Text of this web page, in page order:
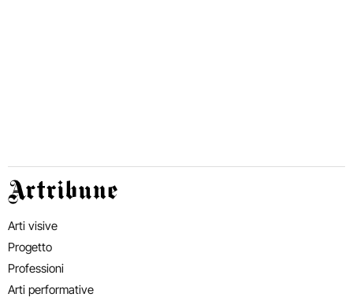
Artribune
Arti visive
Progetto
Professioni
Arti performative